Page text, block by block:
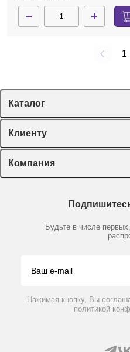
1
Каталог
Спецпредложения
Оборудование, приборы
Пластик, стекло,
Химические реактивы,
Производители
Клиенту
Лекторий Диаэм
Доставка и оплата
Мобильное приложение
Компания
Партнеры
Контакты
Будьте в числе
Нажимая кнопку, Вы
политикой